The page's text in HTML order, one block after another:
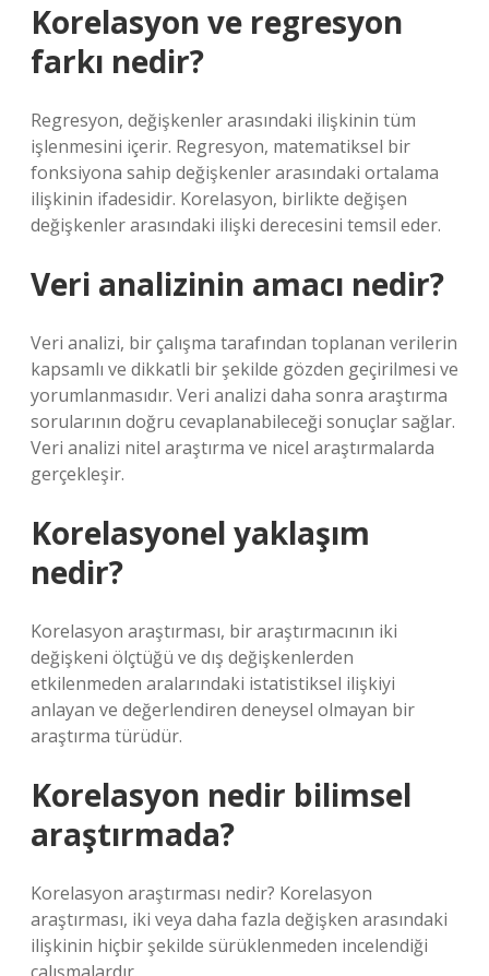
Korelasyon ve regresyon
farkı nedir?
Regresyon, değişkenler arasındaki ilişkinin tüm
işlenmesini içerir. Regresyon, matematiksel bir
fonksiyona sahip değişkenler arasındaki ortalama
ilişkinin ifadesidir. Korelasyon, birlikte değişen
değişkenler arasındaki ilişki derecesini temsil eder.
Veri analizinin amacı nedir?
Veri analizi, bir çalışma tarafından toplanan verilerin
kapsamlı ve dikkatli bir şekilde gözden geçirilmesi ve
yorumlanmasıdır. Veri analizi daha sonra araştırma
sorularının doğru cevaplanabileceği sonuçlar sağlar.
Veri analizi nitel araştırma ve nicel araştırmalarda
gerçekleşir.
Korelasyonel yaklaşım
nedir?
Korelasyon araştırması, bir araştırmacının iki
değişkeni ölçtüğü ve dış değişkenlerden
etkilenmeden aralarındaki istatistiksel ilişkiyi
anlayan ve değerlendiren deneysel olmayan bir
araştırma türüdür.
Korelasyon nedir bilimsel
araştırmada?
Korelasyon araştırması nedir? Korelasyon
araştırması, iki veya daha fazla değişken arasındaki
ilişkinin hiçbir şekilde sürüklenmeden incelendiği